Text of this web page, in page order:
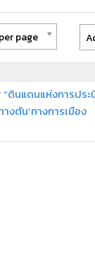
page
ดินแดนแห่งการประ
งตัน’ทางการเมือง